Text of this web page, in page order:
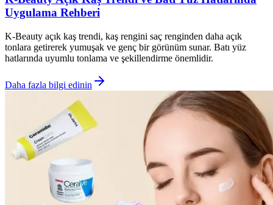
Uygulama Rehberi
K-Beauty açık kaş trendi, kaş rengini saç renginden daha açık
tonlara getirerek yumuşak ve genç bir görünüm sunar. Batı yüz
hatlarında uyumlu tonlama ve şekillendirme önemlidir.
Daha fazla bilgi edinin